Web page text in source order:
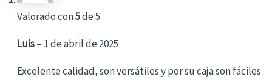
Valorado con5de 5
Luis– 1 de abril de 2025
Excelente calidad, son versátiles y por su caja son fáciles